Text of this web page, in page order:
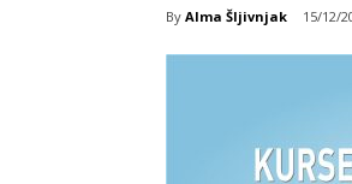
By Alma Šljivnjak 15/12/